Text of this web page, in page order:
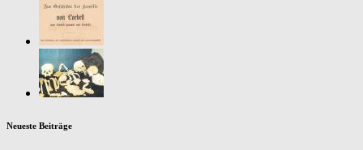
Neueste Beiträge